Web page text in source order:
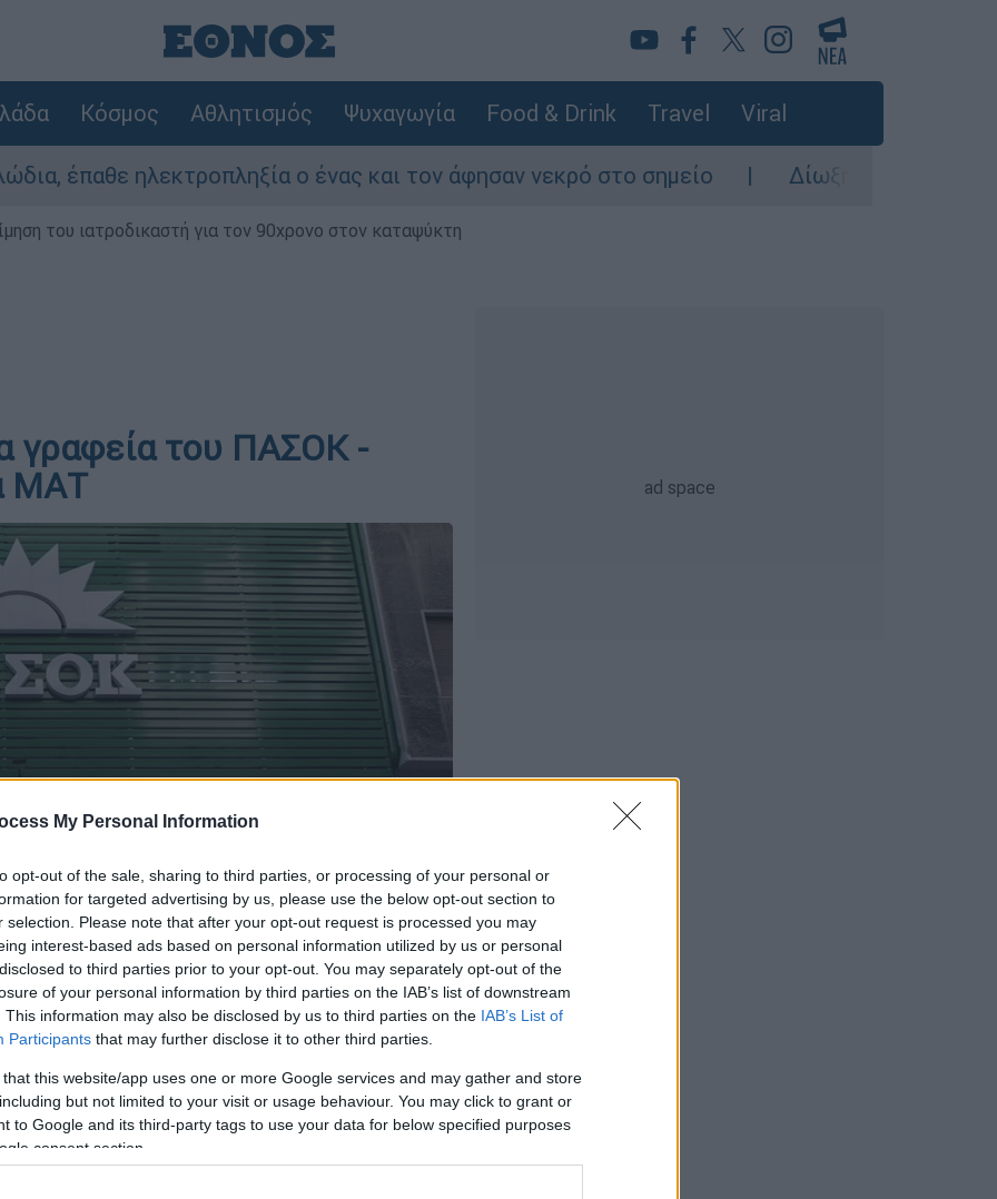
My Personal Information
opt-out of the sale, sharing to third parties, or processing of your personal or
for targeted advertising by us, please use the below opt-out section to
selection. Please note that after your opt-out request is processed you may
interest-based ads based on personal information utilized by us or personal
to third parties prior to your opt-out. You may separately opt-out of the
of your personal information by third parties on the IAB’s list of downstream
This information may also be disclosed by us to third parties on the IAB’s List of
Participants that may further disclose it to other third parties.
that this website/app uses one or more Google services and may gather and store
but not limited to your visit or usage behaviour. You may click to grant or
to Google and its third-party tags to use your data for below specified purposes
consent section.
Κόσμος Αθλητισμός Ψυχαγωγία Food & Drink Travel Viral
ηλεκτροπληξία ο ένας και τον άφησαν νεκρό στο σημείο Δίωξη για ανθρωποκτονία
του ιατροδικαστή για τον 90χρονο στον καταψύκτη
γραφεία του ΠΑΣΟΚ -
ΜΑΤ
το ΕΘΝΟΣ στη Google